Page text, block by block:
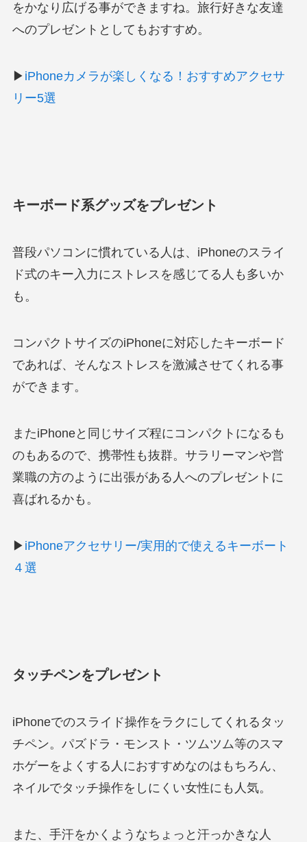
をかなり広げる事ができますね。旅行好きな友達
へのプレゼントとしてもおすすめ。
▶ iPhoneカメラが楽しくなる！おすすめアクセサ
リー5選
キーボード系グッズをプレゼント
普段パソコンに慣れている人は、iPhoneのスライ
ド式のキー入力にストレスを感じてる人も多いか
も。
コンパクトサイズのiPhoneに対応したキーボード
であれば、そんなストレスを激減させてくれる事
ができます。
またiPhoneと同じサイズ程にコンパクトになるも
のもあるので、携帯性も抜群。サラリーマンや営
業職の方のように出張がある人へのプレゼントに
喜ばれるかも。
▶ iPhoneアクセサリー/実用的で使えるキーボート
４選
タッチペンをプレゼント
iPhoneでのスライド操作をラクにしてくれるタッ
チペン。パズドラ・モンスト・ツムツム等のスマ
ホゲーをよくする人におすすめなのはもちろん、
ネイルでタッチ操作をしにくい女性にも人気。
また、手汗をかくようなちょっと汗っかきな人